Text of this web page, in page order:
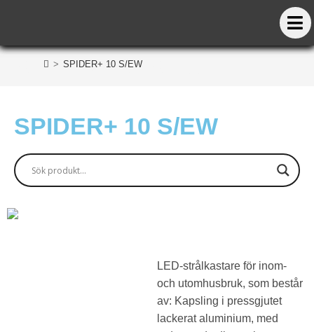
SPIDER+ 10 S/EW
> SPIDER+ 10 S/EW
SPIDER+ 10 S/EW
LED-strålkastare för inom-
och utomhusbruk, som består
av: Kapsling i pressgjutet
lackerat aluminium, med